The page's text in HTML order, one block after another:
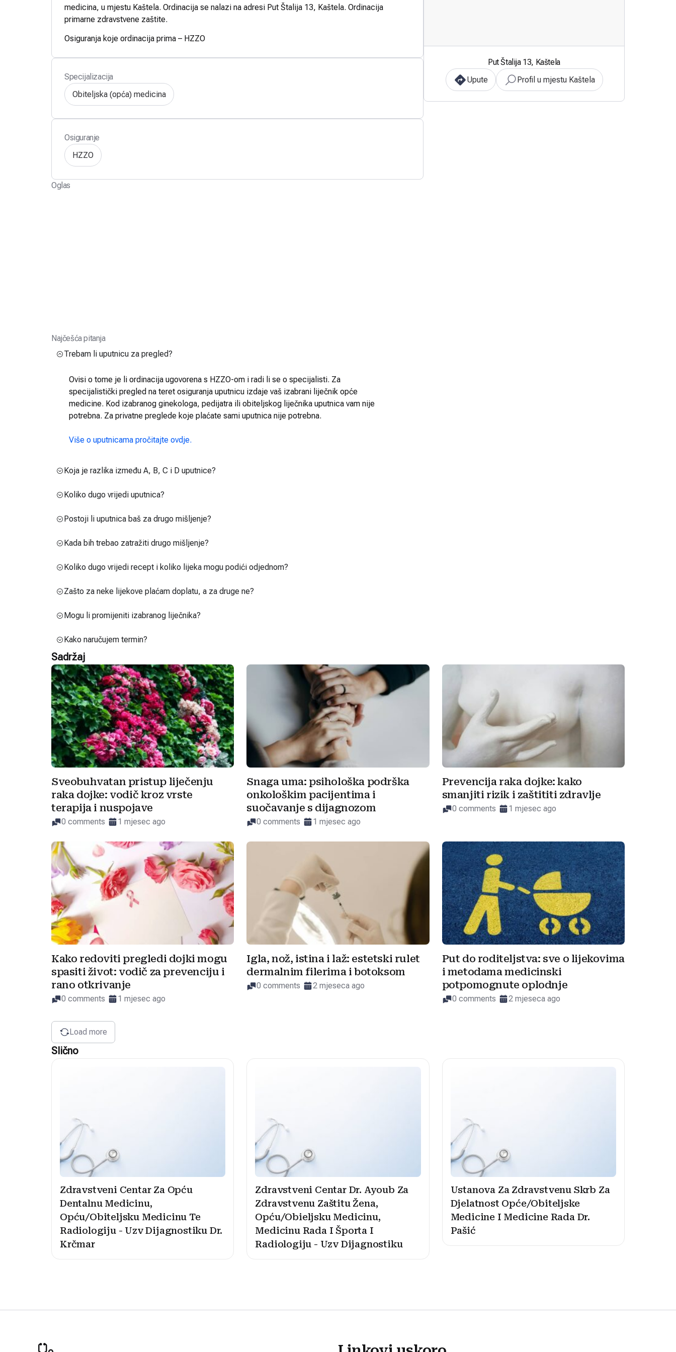
medicina, u mjestu Kaštela. Ordinacija se nalazi na adresi Put Štalija 13, Kaštela. Ordinacija
primarne zdravstvene zaštite.
Osiguranja koje ordinacija prima – HZZO
Specijalizacija
Obiteljska (opća) medicina
Osiguranje
HZZO
Oglas
Put Štalija 13, Kaštela
Upute
Profil u mjestu Kaštela
Najčešća pitanja
Trebam li uputnicu za pregled?
Ovisi o tome je li ordinacija ugovorena s HZZO-om i radi li se o specijalisti. Za
specijalistički pregled na teret osiguranja uputnicu izdaje vaš izabrani liječnik opće
medicine. Kod izabranog ginekologa, pedijatra ili obiteljskog liječnika uputnica vam nije
potrebna. Za privatne preglede koje plaćate sami uputnica nije potrebna.
Više o uputnicama pročitajte ovdje.
Koja je razlika između A, B, C i D uputnice?
Koliko dugo vrijedi uputnica?
Postoji li uputnica baš za drugo mišljenje?
Kada bih trebao zatražiti drugo mišljenje?
Koliko dugo vrijedi recept i koliko lijeka mogu podići odjednom?
Zašto za neke lijekove plaćam doplatu, a za druge ne?
Mogu li promijeniti izabranog liječnika?
Kako naručujem termin?
Sadržaj
Sveobuhvatan pristup liječenju
raka dojke: vodič kroz vrste
terapija i nuspojave
0 comments 1 mjesec ago
Snaga uma: psihološka podrška
onkološkim pacijentima i
suočavanje s dijagnozom
0 comments 1 mjesec ago
Prevencija raka dojke: kako
smanjiti rizik i zaštititi zdravlje
0 comments 1 mjesec ago
Kako redoviti pregledi dojki mogu
spasiti život: vodič za prevenciju i
rano otkrivanje
0 comments 1 mjesec ago
Igla, nož, istina i laž: estetski rulet
dermalnim filerima i botoksom
0 comments 2 mjeseca ago
Put do roditeljstva: sve o lijekovima
i metodama medicinski
potpomognute oplodnje
0 comments 2 mjeseca ago
Load more
Slično
Zdravstveni Centar Za Opću
Dentalnu Medicinu,
Opću/Obiteljsku Medicinu Te
Radiologiju - Uzv Dijagnostiku Dr.
Krčmar
Zdravstveni Centar Dr. Ayoub Za
Zdravstvenu Zaštitu Žena,
Opću/Obieljsku Medicinu,
Medicinu Rada I Športa I
Radiologiju - Uzv Dijagnostiku
Ustanova Za Zdravstvenu Skrb Za
Djelatnost Opće/Obiteljske
Medicine I Medicine Rada Dr.
Pašić